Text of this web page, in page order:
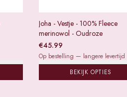
Joha - Vestje - 100% Fleece
merinowol - Oudroze
€45.99
Op bestelling — langere levertijd
BEKIJK OPTIES